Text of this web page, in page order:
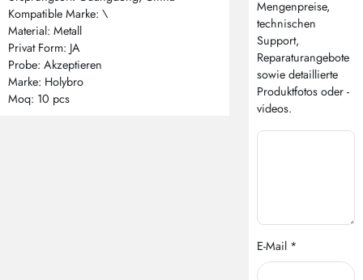
Kompatible Marke: \
Material: Metall
Privat Form: JA
Probe: Akzeptieren
Marke: Holybro
Moq: 10 pcs
Mengenpreise,
technischen
Support,
Reparaturangebote
sowie detaillierte
Produktfotos oder -
videos.
E-Mail *